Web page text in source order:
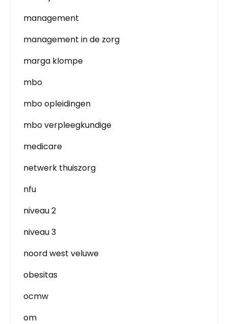
management
management in de zorg
marga klompe
mbo
mbo opleidingen
mbo verpleegkundige
medicare
netwerk thuiszorg
nfu
niveau 2
niveau 3
noord west veluwe
obesitas
ocmw
om